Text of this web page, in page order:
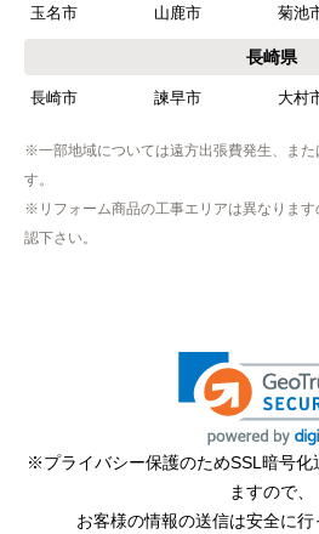
玉名市
山鹿市 菊池
長崎県
長崎市 諫早市 大村
※一部地域については遠方出張費発生、また
す。
※リフォーム商品の工事エリアは異なりま
認下さい。
※プライバシー保護のためSSL暗号化
ますので、
お客様の情報の送信は安全に行